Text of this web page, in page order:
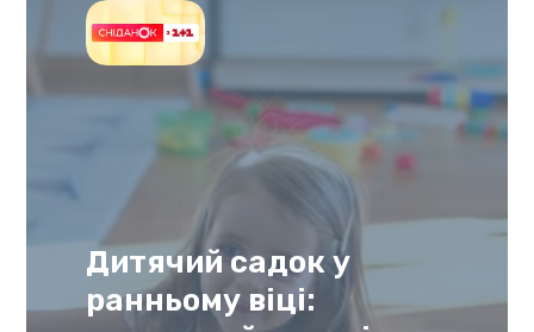
Дитячий садок у
ранньому віці: